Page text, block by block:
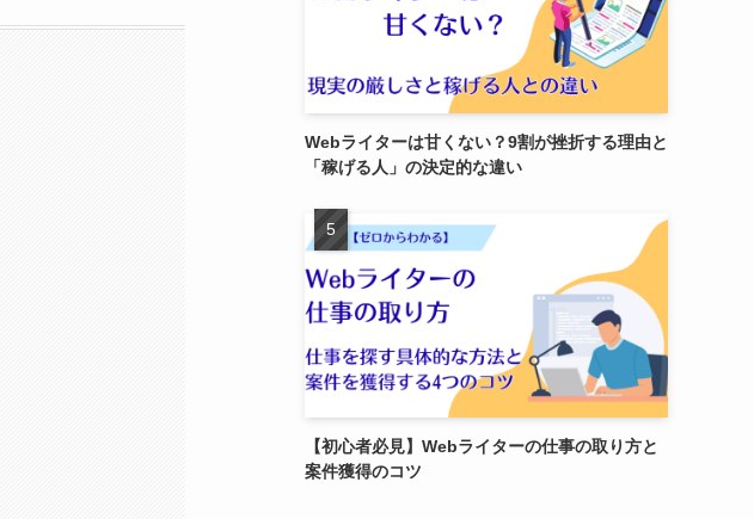
Webライターは甘くない？9割が挫折する理由と
「稼げる人」の決定的な違い
【初心者必見】Webライターの仕事の取り方と
案件獲得のコツ